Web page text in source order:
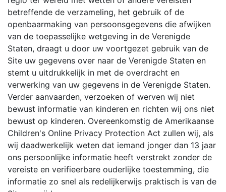
betreffende de verzameling, het gebruik of de
openbaarmaking van persoonsgegevens die afwijken
van de toepasselijke wetgeving in de Verenigde
Staten, draagt u door uw voortgezet gebruik van de
Site uw gegevens over naar de Verenigde Staten en
stemt u uitdrukkelijk in met de overdracht en
verwerking van uw gegevens in de Verenigde Staten.
Verder aanvaarden, verzoeken of werven wij niet
bewust informatie van kinderen en richten wij ons niet
bewust op kinderen. Overeenkomstig de Amerikaanse
Children's Online Privacy Protection Act zullen wij, als
wij daadwerkelijk weten dat iemand jonger dan 13 jaar
ons persoonlijke informatie heeft verstrekt zonder de
vereiste en verifieerbare ouderlijke toestemming, die
informatie zo snel als redelijkerwijs praktisch is van de